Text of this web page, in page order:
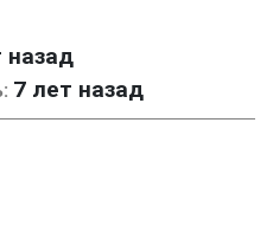
назад
7 лет назад